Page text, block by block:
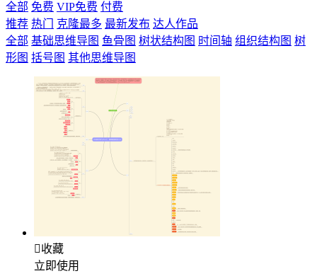
全部 免费 VIP免费 付费
推荐 热门 克隆最多 最新发布 达人作品
全部 基础思维导图 鱼骨图 树状结构图 时间轴 组织结构图 树
形图 括号图 其他思维导图
收藏
立即使用